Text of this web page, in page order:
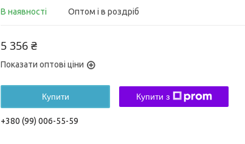
В наявності Оптом і в роздріб
5 356 ₴
Показати оптові ціни
Купити Купити з
+380 (99) 006-55-59